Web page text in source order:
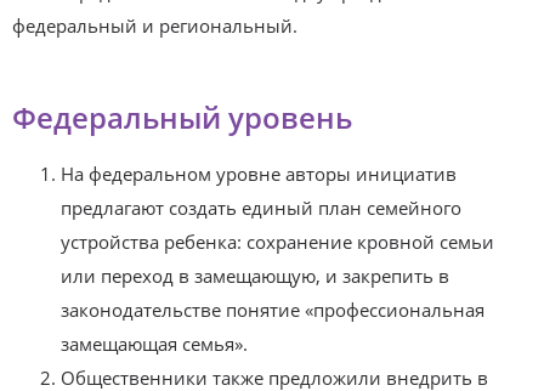
федеральный и региональный.
Федеральный уровень
На федеральном уровне авторы инициатив
предлагают создать единый план семейного
устройства ребенка: сохранение кровной семьи
или переход в замещающую, и закрепить в
законодательстве понятие «профессиональная
замещающая семья».
Общественники также предложили внедрить в